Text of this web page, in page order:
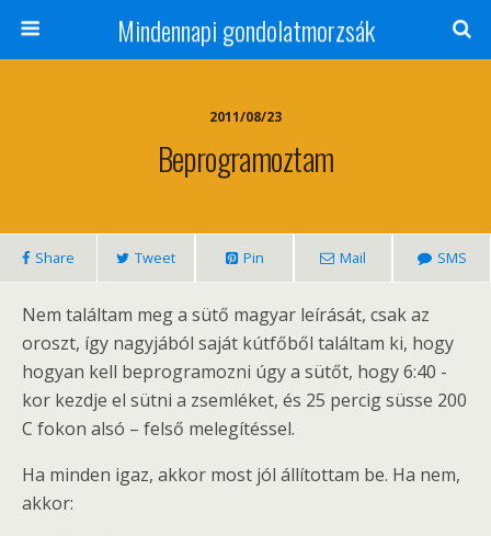
Mindennapi gondolatmorzsák
2011/08/23
Beprogramoztam
Share Tweet Pin Mail SMS
Nem találtam meg a sütő magyar leírását, csak az
oroszt, így nagyjából saját kútfőből találtam ki, hogy
hogyan kell beprogramozni úgy a sütőt, hogy 6:40 -
kor kezdje el sütni a zsemléket, és 25 percig süsse 200
C fokon alsó – felső melegítéssel.
Ha minden igaz, akkor most jól állítottam be. Ha nem,
akkor: